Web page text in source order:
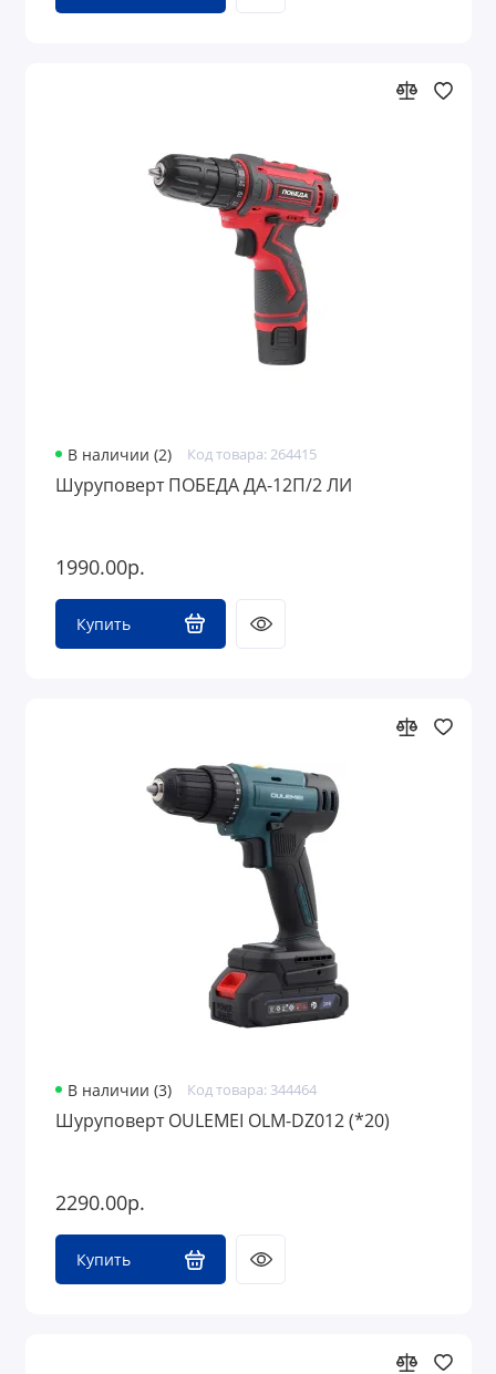
В наличии (2) Код товара: 264415
Шуруповерт ПОБЕДА ДА-12П/2 ЛИ
1990.00р.
Купить
В наличии (3) Код товара: 344464
Шуруповерт OULEMEI OLM-DZ012 (*20)
2290.00р.
Купить